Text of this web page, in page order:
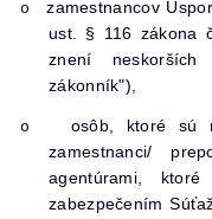
o
zamestnancov
ust. § 116 zákona
znení
zákonník"),
o
osôb, ktoré sú
zamestnanci/
agentúrami,
zabezpečením